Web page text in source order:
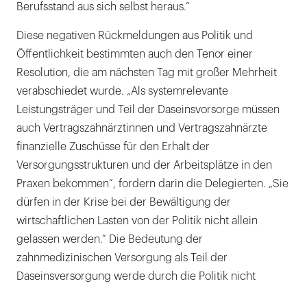
Berufsstand aus sich selbst heraus.“
Diese negativen Rückmeldungen aus Politik und
Öffentlichkeit bestimmten auch den Tenor einer
Resolution, die am nächsten Tag mit großer Mehrheit
verabschiedet wurde. „Als systemrelevante
Leistungsträger und Teil der Daseinsvorsorge müssen
auch Vertragszahnärztinnen und Vertragszahnärzte
finanzielle Zuschüsse für den Erhalt der
Versorgungsstrukturen und der Arbeitsplätze in den
Praxen bekommen“, fordern darin die Delegierten. „Sie
dürfen in der Krise bei der Bewältigung der
wirtschaftlichen Lasten von der Politik nicht allein
gelassen werden.“ Die Bedeutung der
zahnmedizinischen Versorgung als Teil der
Daseinsversorgung werde durch die Politik nicht